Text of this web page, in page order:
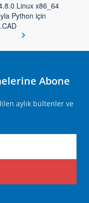
Linux x86_64
Python için
Abone
aylık bültenler ve